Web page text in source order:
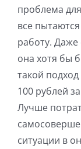
проблема
все
работу.
она хотя бы
такой
100 рублей
Лучше
ситуации в